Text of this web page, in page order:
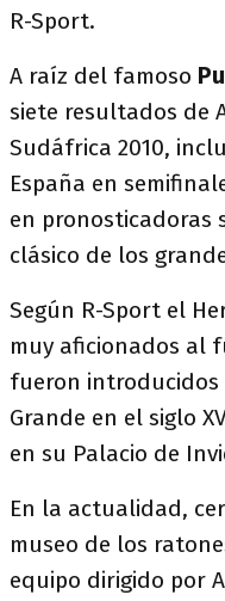
R-Sport.
A raíz del famoso
siete resultados de
Sudáfrica 2010,
España en
en pronosticadoras
clásico de los
Según R-Sport el
muy aficionados al
fueron introducidos
Grande en el siglo
en su Palacio de
En la actualidad,
museo de los
equipo dirigido por